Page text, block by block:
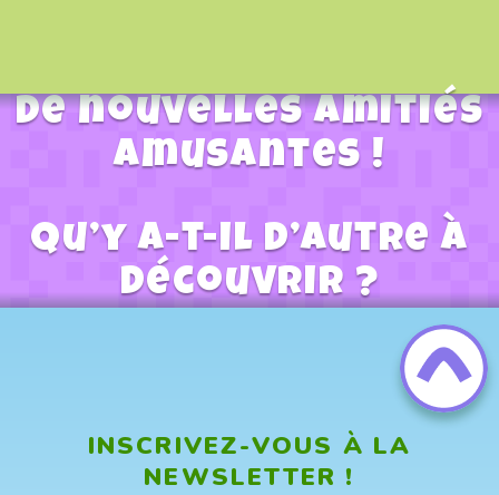
De nouvelles amitiés
amusantes !
Qu’y a-t-il d’autre à
découvrir ?
INSCRIVEZ-VOUS À LA
NEWSLETTER !